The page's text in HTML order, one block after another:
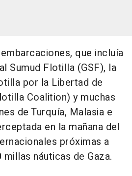
que incluía
Sumud Flotilla (GSF), la
por la Libertad de
Coalition) y muchas
de Turquía, Malasia e
en la mañana del
próximas a
millas náuticas de Gaza.